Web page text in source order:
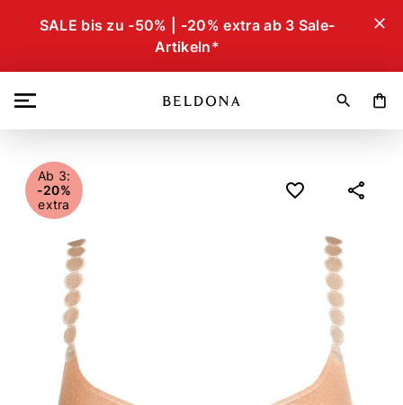
SALE bis zu -50% | -20% extra ab 3 Sale-
Artikeln*
close
search shopping_bag
Ab 3:
-20%
extra